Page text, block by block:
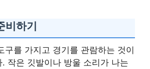
비하기
구를 가지고 경기를 관람하는 것이
작은 깃발이나 방울 소리가 나는